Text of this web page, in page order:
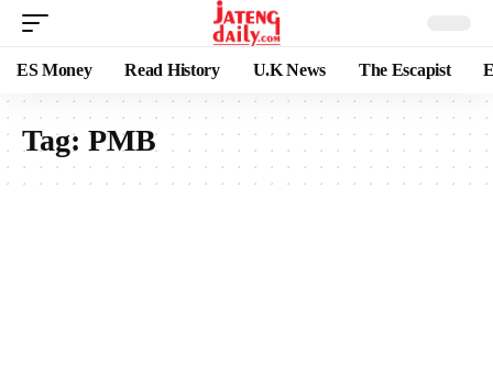
ES Money Read History U.K News The Escapist
Tag: PMB